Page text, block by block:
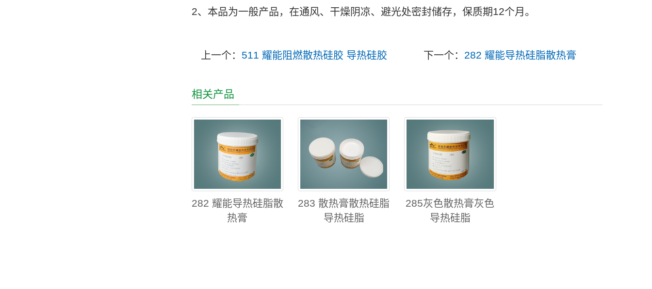
2、本品为一般产品，在通风、干燥阴凉、避光处密封储存，保质期12个月。
上一个： 511 耀能阻燃散热硅胶 导热硅胶 下一个： 282 耀能导热硅脂散热膏
相关产品
282 耀能导热硅脂散
热膏
283 散热膏散热硅脂
导热硅脂
285灰色散热膏灰色
导热硅脂